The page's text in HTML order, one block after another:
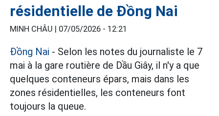
résidentielle de Đồng Nai
MINH CHÂU | 07/05/2026 - 12:21
Đồng Nai - Selon les notes du journaliste le 7
mai à la gare routière de Dầu Giây, il n'y a que
quelques conteneurs épars, mais dans les
zones résidentielles, les conteneurs font
toujours la queue.